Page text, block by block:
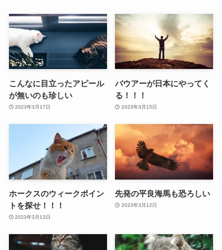
こんなに目立ったアピール
が無いのも珍しい
2023年3月17日
バウアーが日本にやってく
る！！！
2023年3月15日
ホークスのウィークポイン
トを探せ！！！
2023年3月13日
先発の平良海馬も恐ろしい
2023年3月12日